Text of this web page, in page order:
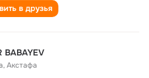
в друзья
BABAYEV
,Акстафа